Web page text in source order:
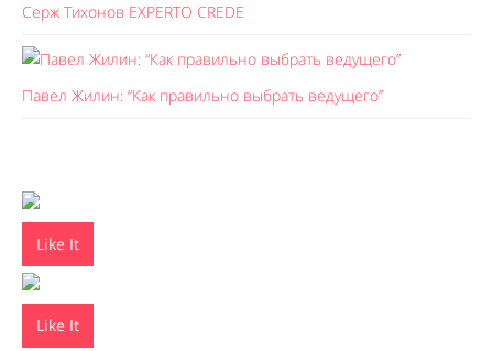
Серж Тихонов EXPERTO CREDE
Павел Жилин: “Как правильно выбрать ведущего”
Like It
Like It